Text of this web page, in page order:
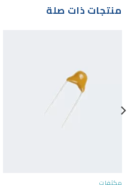
منتجات ذات صلة